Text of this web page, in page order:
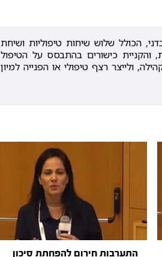
הכולל שלוש שיחות טיפוליות ושיחת
והקניית כישורים בהתבסס על הטיפול
ולייצר רצף טיפולי או הפנייה למיון
התערבות חירום להפחתת סיכון